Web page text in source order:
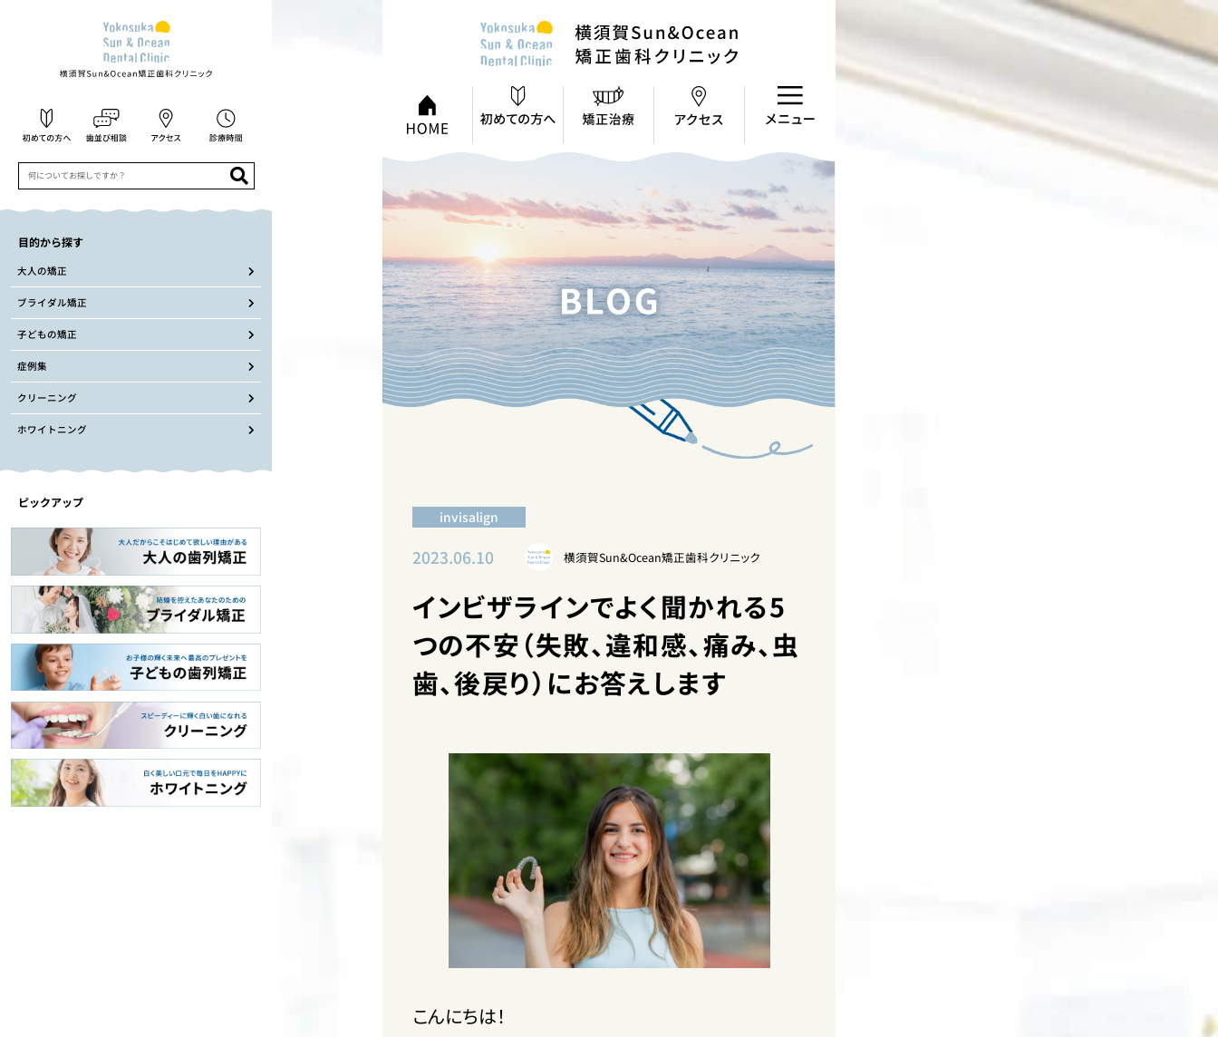
invisalign
2023.06.10 横須賀Sun&Ocean矯正歯科クリニック
インビザラインでよく聞かれる5
つの不安（失敗、違和感、痛み、虫
歯、後戻り）にお答えします
こんにちは！
目的から探す
大人の矯正
ブライダル矯正
子どもの矯正
症例集
クリーニング
ホワイトニング
ピックアップ